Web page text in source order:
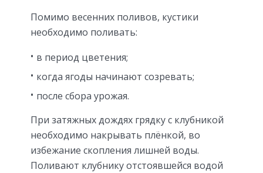
Помимо весенних поливов, кустики
необходимо поливать:
в период цветения;
когда ягоды начинают созревать;
после сбора урожая.
При затяжных дождях грядку с клубникой
необходимо накрывать плёнкой, во
избежание скопления лишней воды.
Поливают клубнику отстоявшейся водой